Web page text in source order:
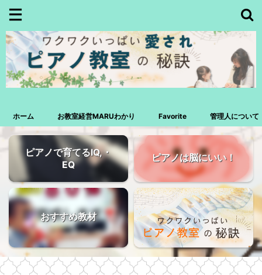
ホーム お教室経営MARUわかり Favorite 管理人について
ピアノで育てるIQ,・
EQ
ピアノは脳にいい！
おすすめ教材